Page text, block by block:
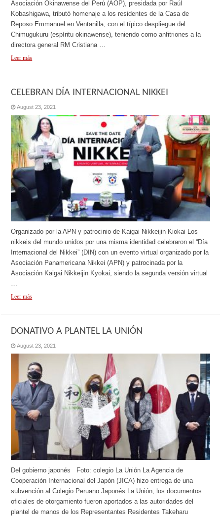
Asociación Okinawense del Perú (AOP), presidada por Raúl
Kobashigawa, tributó homenaje a los residentes de la Casa de
Reposo Emmanuel en Ventanilla, con el típico despliegue del
Chimugukuru (espíritu okinawense), teniendo como anfitriones a la
directora general RM Cristiana …
Leer más
CELEBRAN DÍA INTERNACIONAL NIKKEI
August 23, 2021
Organizado por la APN y patrocinio de Kaigai Nikkeijin Kiokai Los
nikkeis del mundo unidos por una misma identidad celebraron el “Día
Internacional del Nikkei” (DIN) con un evento virtual organizado por la
Asociación Panamericana Nikkei (APN) y patrocinada por la
Asociación Kaigai Nikkeijin Kyokai, siendo la segunda versión virtual
Leer más
DONATIVO A PLANTEL LA UNIÓN
August 23, 2021
Del gobierno japonés Foto: colegio La Unión La Agencia de
Cooperación Internacional del Japón (JICA) hizo entrega de una
subvención al Colegio Peruano Japonés La Unión; los documentos
oficiales de otorgamiento fueron aportados a las autoridades del
plantel de manos de los Representantes Residentes Takeharu